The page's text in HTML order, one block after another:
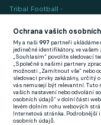
Tribal Football -
(EN)
FlashFutbal (SK)
Tenisportal.cz
Tenisové zprávy
na Livesportu
Ochrana vašich
My a naši997 partneři ukládáme
jedinečné identifikátory, ve
„Souhlasím“ povolíte sledovací
„Společně s našimi partnery
možnosti „Zamítnout vše“ nebo
sledovací prvky zakázány, určitý
vás nemusejí být relevantní.
vašich nastavení nebo odvolání
osobních údajů“ v dolní části
levém dolním rohu webových
Internetová stránka. Podrobnější
osobních údajů.